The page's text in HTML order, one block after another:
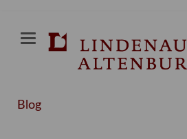
Blog